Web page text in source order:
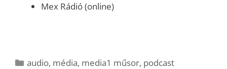
Mex Rádió (online)
Kategória
audio, média, media1 műsor, podcast